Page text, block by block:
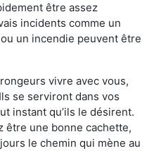
être assez
incidents comme un
un incendie peuvent être
vivre avec vous,
se serviront dans vos
instant qu’ils le désirent.
être une bonne cachette,
le chemin qui mène au